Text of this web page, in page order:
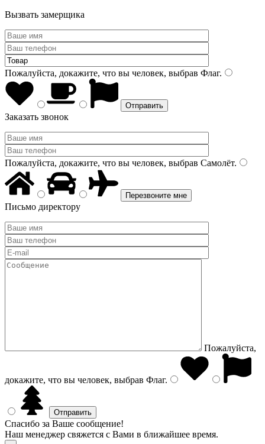
Вызвать замерщика
Пожалуйста, докажите, что вы человек, выбрав Флаг.
Заказать звонок
Пожалуйста, докажите, что вы человек, выбрав Самолёт.
Письмо директору
Пожалуйста,
докажите, что вы человек, выбрав Флаг.
Спасибо за Ваше сообщение!
Наш менеджер свяжется с Вами в ближайшее время.